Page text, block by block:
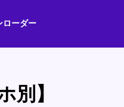
ローダー
別】